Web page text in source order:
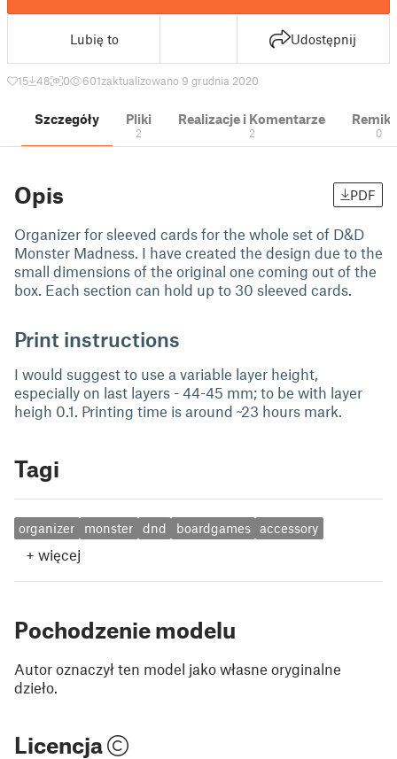
Lubię to Udostępnij
15 48 0 601zaktualizowano 9 grudnia 2020
Szczegóły Pliki
2
Realizacje i Komentarze
2 0
Opis PDF
Organizer for sleeved cards for the whole set of D&D
Monster Madness. I have created the design due to the
small dimensions of the original one coming out of the
box. Each section can hold up to 30 sleeved cards.
Print instructions
I would suggest to use a variable layer height,
especially on last layers - 44-45 mm; to be with layer
heigh 0.1. Printing time is around ~23 hours mark.
Tagi
organizer monster dnd boardgames accessory
+ więcej
Pochodzenie modelu
Autor oznaczył ten model jako własne oryginalne
dzieło.
Licencja